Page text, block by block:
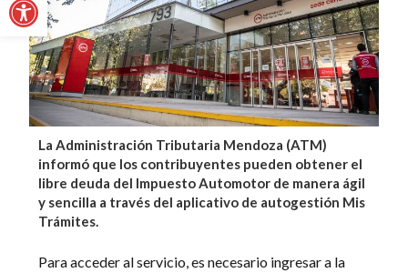
La Administración Tributaria Mendoza (ATM)
informó que los contribuyentes pueden obtener el
libre deuda del Impuesto Automotor de manera ágil
y sencilla a través del aplicativo de autogestión Mis
Trámites.
Para acceder al servicio, es necesario ingresar a la